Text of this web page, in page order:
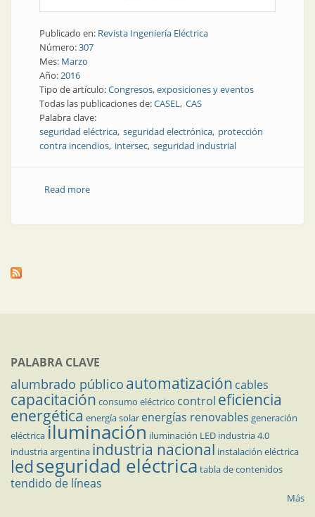
Publicado en: Revista Ingeniería Eléctrica
Número:307
Mes: Marzo
Año:2016
Tipo de artículo:Congresos, exposiciones y eventos
Todas las publicaciones de:CASEL CAS
Palabra clave:
seguridad eléctrica seguridad electrónica protección
contra incendios intersec seguridad industrial
Read moreabout Congresos y Exposiciones | En septiembre, una
PALABRA CLAVE
alumbrado público automatización cables
capacitación consumo eléctrico control eficiencia
energética energía solar energías renovables generación
eléctricailuminación iluminación LED industria 4.0
industria argentina industria nacional instalación eléctrica
ledseguridad eléctrica tabla de contenidos
tendido de líneas
Más